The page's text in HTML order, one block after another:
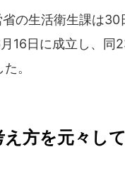
の生活衛生課は
16日に成立し、同
。
え方を元々し